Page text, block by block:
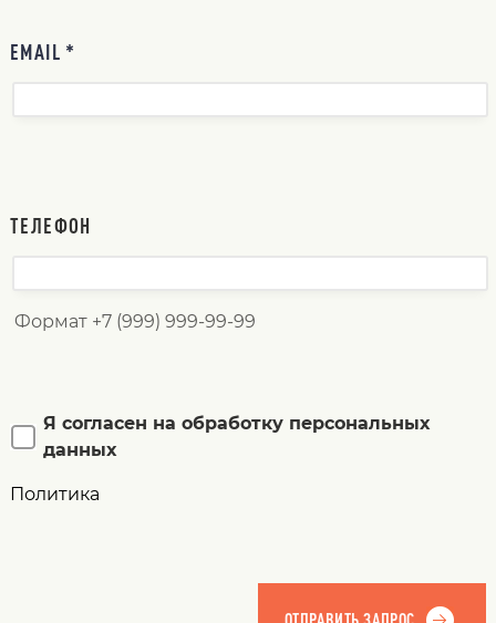
EMAIL *
ТЕЛЕФОН
Формат +7 (999) 999-99-99
Я согласен на обработку персональных
данных
Политика